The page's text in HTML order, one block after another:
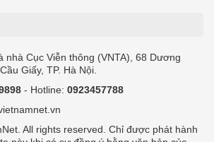
nhà Cục Viễn thông (VNTA), 68 Dương
Giấy, TP. Hà Nội.
- Hotline: 0923457788
All rights reserved. Chỉ được phát hành